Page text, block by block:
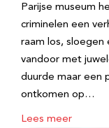
Parijse museum
criminelen een
raam los, sloegen
vandoor met
duurde maar een
ontkomen op…
Lees meer